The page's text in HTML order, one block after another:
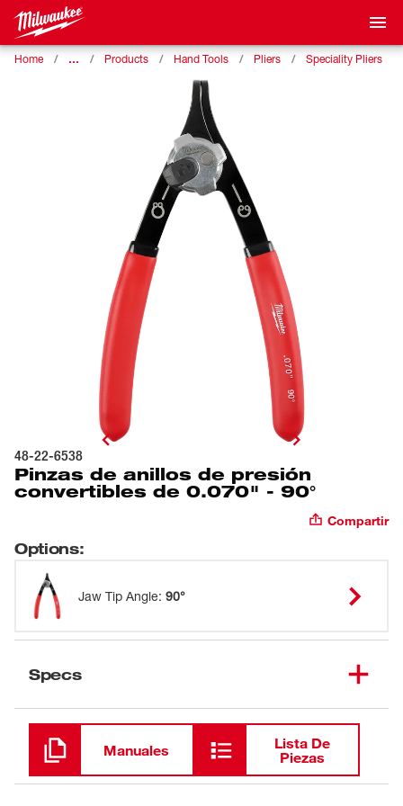
Home … Products Hand Tools Pliers Speciality Pliers
48-22-6538
Pinzas de anillos de presión
convertibles de 0.070" - 90°
Compartir
Options:
Jaw Tip Angle: 90°
Specs
Cargando
Manuales
Lista De
Piezas